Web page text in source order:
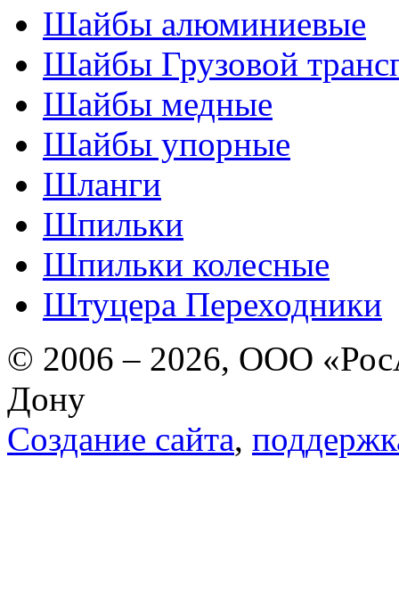
Шайбы алюминиевые
Шайбы Грузовой
Шайбы медные
Шайбы упорные
Шланги
Шпильки
Шпильки колесные
Штуцера Переходники
© 2006 – 2026, ООО
Дону
Создание сайта,